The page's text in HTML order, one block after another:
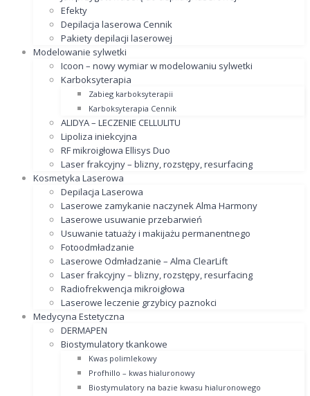
Efekty
Depilacja laserowa Cennik
Pakiety depilacji laserowej
Modelowanie sylwetki
Icoon – nowy wymiar w modelowaniu sylwetki
Karboksyterapia
Zabieg karboksyterapii
Karboksyterapia Cennik
ALIDYA – LECZENIE CELLULITU
Lipoliza iniekcyjna
RF mikroigłowa Ellisys Duo
Laser frakcyjny – blizny, rozstępy, resurfacing
Kosmetyka Laserowa
Depilacja Laserowa
Laserowe zamykanie naczynek Alma Harmony
Laserowe usuwanie przebarwień
Usuwanie tatuaży i makijażu permanentnego
Fotoodmładzanie
Laserowe Odmładzanie – Alma ClearLift
Laser frakcyjny – blizny, rozstępy, resurfacing
Radiofrekwencja mikroigłowa
Laserowe leczenie grzybicy paznokci
Medycyna Estetyczna
DERMAPEN
Biostymulatory tkankowe
Kwas polimlekowy
Profhillo – kwas hialuronowy
Biostymulatory na bazie kwasu hialuronowego